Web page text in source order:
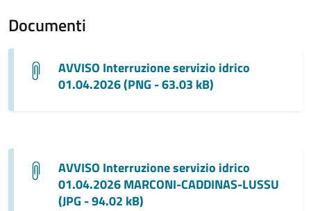
Documenti
AVVISO Interruzione servizio idrico
01.04.2026 (PNG - 63.03 kB)
AVVISO Interruzione servizio idrico
01.04.2026 MARCONI-CADDINAS-LUSSU
(JPG - 94.02 kB)